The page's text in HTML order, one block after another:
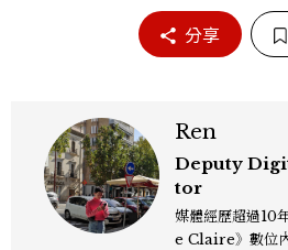
分享
Ren
Deputy
tor
媒體經歷超過10
e Claire》數位